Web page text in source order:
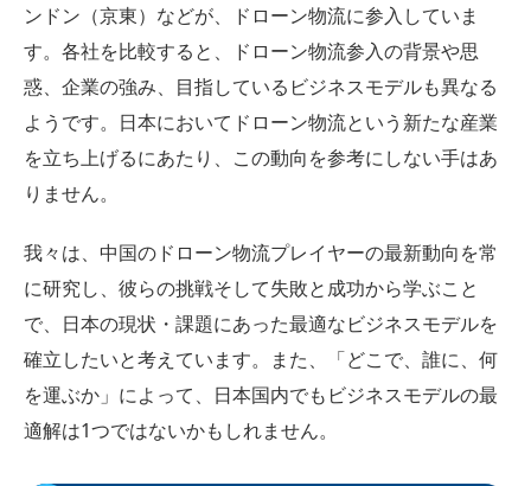
ンドン（京東）などが、ドローン物流に参入していま
す。各社を比較すると、ドローン物流参入の背景や思
惑、企業の強み、目指しているビジネスモデルも異なる
ようです。日本においてドローン物流という新たな産業
を立ち上げるにあたり、この動向を参考にしない手はあ
りません。
我々は、中国のドローン物流プレイヤーの最新動向を常
に研究し、彼らの挑戦そして失敗と成功から学ぶこと
で、日本の現状・課題にあった最適なビジネスモデルを
確立したいと考えています。また、「どこで、誰に、何
を運ぶか」によって、日本国内でもビジネスモデルの最
適解は1つではないかもしれません。